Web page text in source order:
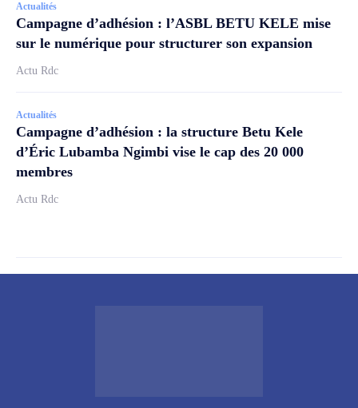
Actualités
Campagne d’adhésion : l’ASBL BETU KELE mise
sur le numérique pour structurer son expansion
Actu Rdc
Actualités
Campagne d’adhésion : la structure Betu Kele
d’Éric Lubamba Ngimbi vise le cap des 20 000
membres
Actu Rdc